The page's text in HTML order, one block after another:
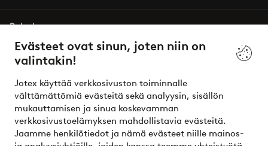
Evästeet ovat sinun, joten niin on
valintakin!
Jotex käyttää verkkosivuston toiminnalle
välttämättömiä evästeitä sekä analyysin, sisällön
mukauttamisen ja sinua koskevamman
verkkosivustoelämyksen mahdollistavia evästeitä.
Jaamme henkilötiedot ja nämä evästeet niille mainos-
Palvelumme
Ehdot
Ystävät